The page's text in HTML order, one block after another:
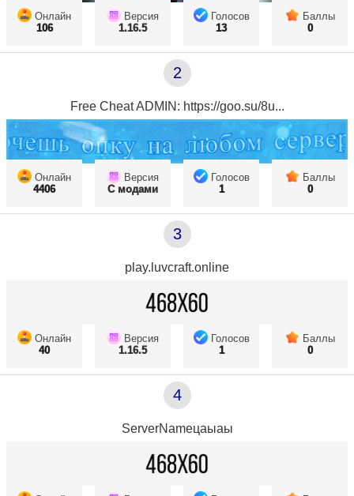
Онлайн
106
Версия
1.16.5
Голосов
13
Баллы
0
2
Free Cheat ADMIN: https://goo.su/8u...
Онлайн
4406
Версия
С модами
Голосов
1
Баллы
0
3
play.luvcraft.online
Онлайн
40
Версия
1.16.5
Голосов
1
Баллы
0
4
ServerNameцаыаы